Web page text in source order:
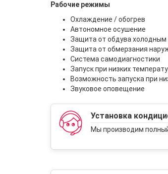
Рабочие режимы
Охлаждение / обогрев
Автономное осушение
Защита от обдува холодным
Защита от обмерзания
Система самодиагностики
Запуск при низких
Возможность запуска при
Звуковое оповещение
Установка
Мы производим